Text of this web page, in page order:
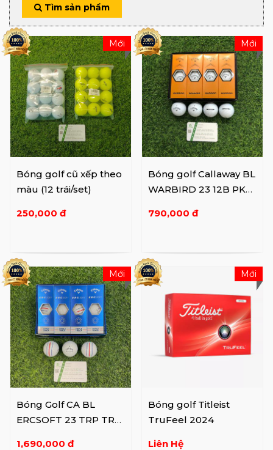
Tìm sản phẩm
Bóng golf cũ xếp theo
màu (12 trái/set)
250,000 đ
Mới
Bóng golf Callaway BL
WARBIRD 23 12B PK
790,000 đ
Mới
Bóng Golf CA BL
ERCSOFT 23 TRP TRK
1,690,000 đ
Mới
Bóng golf Titleist
TruFeel 2024
Liên Hệ
Mới